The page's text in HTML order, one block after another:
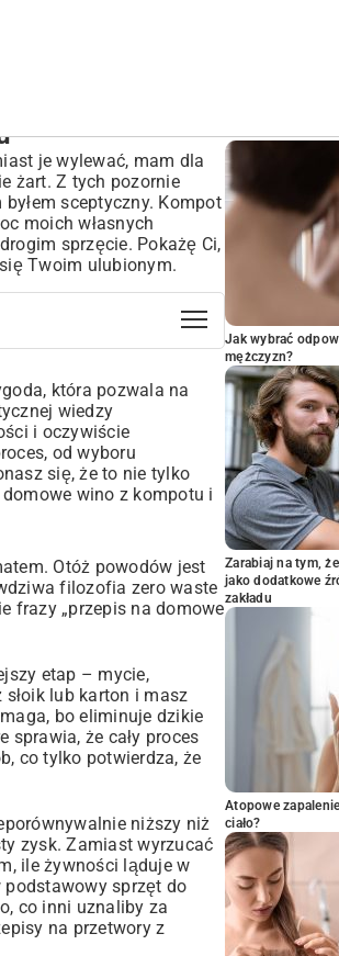
je wylewać, mam dla
żart. Z tych pozornie
sceptyczny. Kompot
moich własnych
sprzęcie. Pokażę Ci,
Twoim ulubionym.
która pozwala na
wiedzy
i oczywiście
od wyboru
się, że to nie tylko
wino z kompotu i
Otóż powodów jest
filozofia zero waste
frazy „przepis na domowe
etap – mycie,
lub karton i masz
bo eliminuje dzikie
że cały proces
co tylko potwierdza, że
niższy niż
zysk. Zamiast wyrzucać
ile żywności ląduje w
podstawowy sprzęt do
co inni uznaliby za
na przetwory z
Jak wybrać
mężczyzn?
Zarabiaj na tym,
jako dodatkowe
zakładu
Atopowe
ciało?